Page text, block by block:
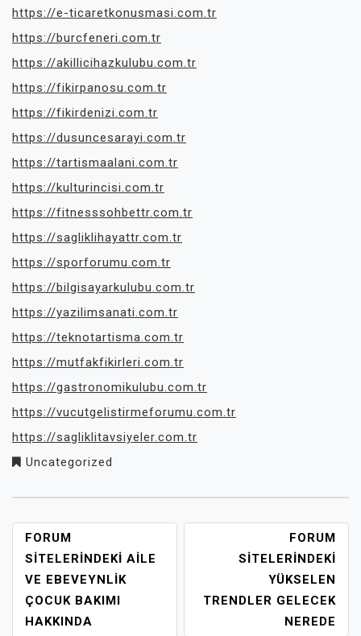
https://e-ticaretkonusmasi.com.tr
https://burcfeneri.com.tr
https://akillicihazkulubu.com.tr
https://fikirpanosu.com.tr
https://fikirdenizi.com.tr
https://dusuncesarayi.com.tr
https://tartismaalani.com.tr
https://kulturincisi.com.tr
https://fitnesssohbettr.com.tr
https://sagliklihayattr.com.tr
https://sporforumu.com.tr
https://bilgisayarkulubu.com.tr
https://yazilimsanati.com.tr
https://teknotartisma.com.tr
https://mutfakfikirleri.com.tr
https://gastronomikulubu.com.tr
https://vucutgelistirmeforumu.com.tr
https://sagliklitavsiyeler.com.tr
Uncategorized
YAZI
GEZINMESI
FORUM
SITELERINDEKI AILE
VE EBEVEYNLIK
ÇOCUK BAKIMI
HAKKINDA
FORUM
SITELERINDEKI
YÜKSELEN
TRENDLER GELECEK
NEREDE